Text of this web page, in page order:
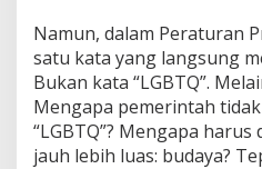
Namun, dalam Peraturan
satu kata yang langsung
Bukan kata “LGBTQ”.
Mengapa pemerintah
“LGBTQ”? Mengapa
jauh lebih luas: budaya?